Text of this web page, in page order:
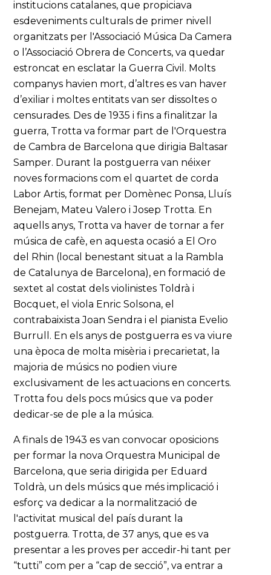
institucions catalanes, que propiciava
esdeveniments culturals de primer nivell
organitzats per l'Associació Música Da Camera
o l’Associació Obrera de Concerts, va quedar
estroncat en esclatar la Guerra Civil. Molts
companys havien mort, d’altres es van haver
d’exiliar i moltes entitats van ser dissoltes o
censurades. Des de 1935 i fins a finalitzar la
guerra, Trotta va formar part de l'Orquestra
de Cambra de Barcelona que dirigia Baltasar
Samper. Durant la postguerra van néixer
noves formacions com el quartet de corda
Labor Artis, format per Domènec Ponsa, Lluís
Benejam, Mateu Valero i Josep Trotta. En
aquells anys, Trotta va haver de tornar a fer
música de cafè, en aquesta ocasió a El Oro
del Rhin (local benestant situat a la Rambla
de Catalunya de Barcelona), en formació de
sextet al costat dels violinistes Toldrà i
Bocquet, el viola Enric Solsona, el
contrabaixista Joan Sendra i el pianista Evelio
Burrull. En els anys de postguerra es va viure
una època de molta misèria i precarietat, la
majoria de músics no podien viure
exclusivament de les actuacions en concerts.
Trotta fou dels pocs músics que va poder
dedicar-se de ple a la música.
A finals de 1943 es van convocar oposicions
per formar la nova Orquestra Municipal de
Barcelona, que seria dirigida per Eduard
Toldrà, un dels músics que més implicació i
esforç va dedicar a la normalització de
l'activitat musical del país durant la
postguerra. Trotta, de 37 anys, que es va
presentar a les proves per accedir-hi tant per
“tutti” com per a “cap de secció”, va entrar a